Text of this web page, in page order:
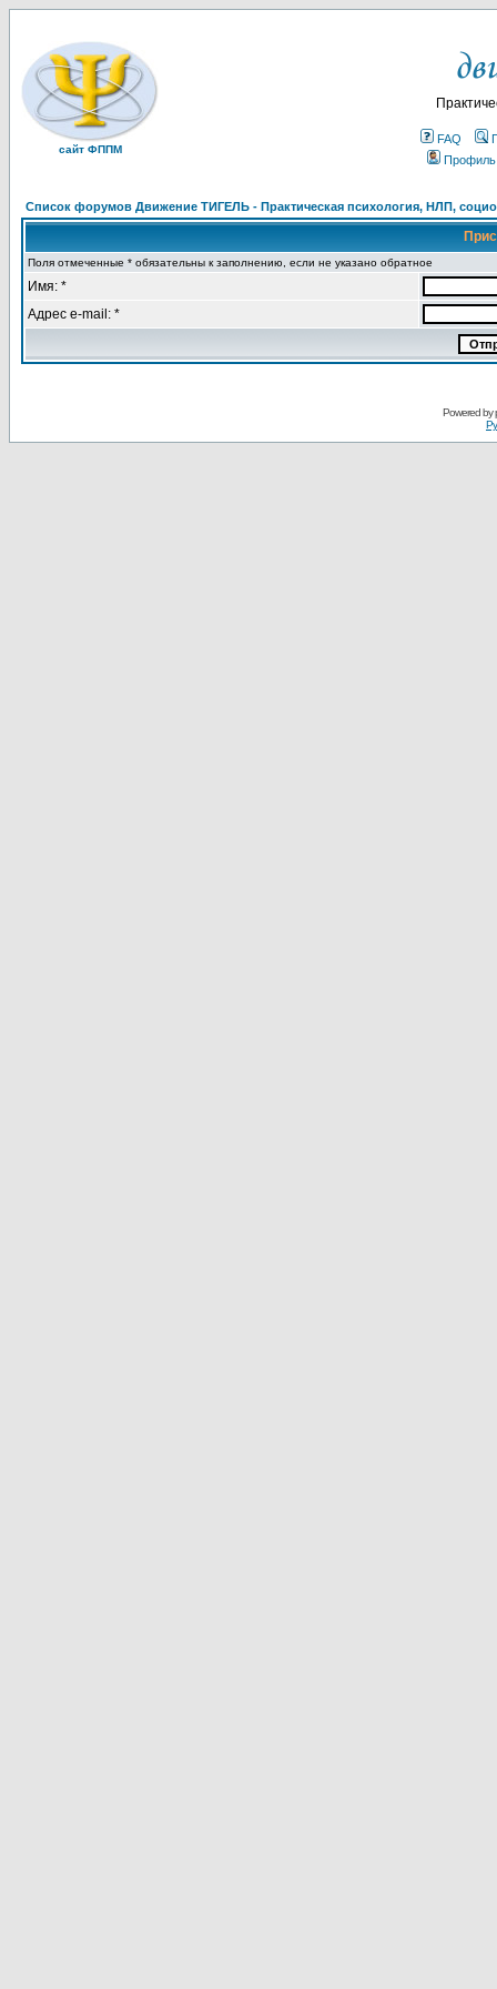
сайт ФППМ
FAQ
Профиль
Список форумов Движение ТИГЕЛЬ - Практическая психология, НЛП,
Поля отмеченные * обязательны к заполнению, если не указано обратное
Имя: *
Адрес e-mail: *
Powered by